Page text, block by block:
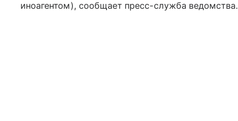
иноагентом), сообщает пресс-служба ведомства.